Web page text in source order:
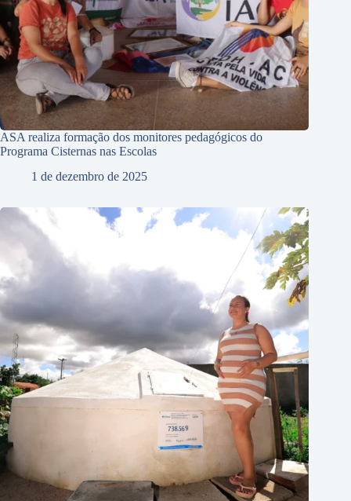
ASA realiza formação dos monitores pedagógicos do
Programa Cisternas nas Escolas
1 de dezembro de 2025